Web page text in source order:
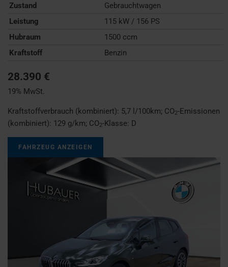
Zustand
Gebrauchtwagen
Leistung
115 kW / 156 PS
Hubraum
1500 ccm
Kraftstoff
Benzin
28.390 €
19% MwSt.
Kraftstoffverbrauch (kombiniert): 5,7 l/100km; CO2-Emissionen
(kombiniert): 129 g/km; CO2-Klasse: D
FAHRZEUG ANZEIGEN